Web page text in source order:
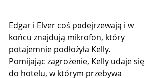
Edgar i Elver coś podejrzewają i w
końcu znajdują mikrofon, który
potajemnie podłożyła Kelly.
Pomijając zagrożenie, Kelly udaje się
do hotelu, w którym przebywa